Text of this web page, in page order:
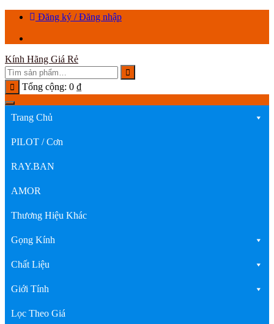
Chuyển
dung
Đăng ký / Đăng nhập
Kính Hãng Giá Rẻ
Tổng cộng: 0 ₫
Trang Chủ
PILOT / Cơn
RAY.BAN
AMOR
Thương Hiệu Khác
Gọng Kính
Chất Liệu
Giới Tính
Lọc Theo Giá